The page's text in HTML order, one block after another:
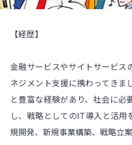
【経歴】
金融サービスやサイトサービス
ネジメント支援に携わってきま
と豊富な経験があり、社会に必
し、戦略としてのIT導入と活用
規開発、新規事業構築、戦略立